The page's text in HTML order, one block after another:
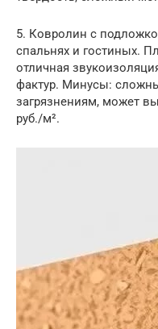
5. Ковролин с
спальнях и гостиных.
отличная
фактур. Минусы:
загрязнениям, может
руб./м².